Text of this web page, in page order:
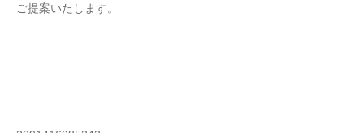
ご提案いたします。